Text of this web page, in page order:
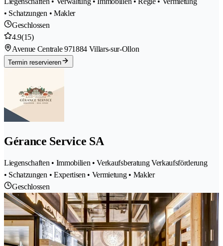
• Schatzungen • Makler
Geschlossen
4.9(15)
Avenue Centrale 971884 Villars-sur-Ollon
Termin reservieren
Gérance Service SA
Liegenschaften • Immobilien • Verkaufsberatung Verkaufsförderung
• Schatzungen • Expertisen • Vermietung • Makler
Geschlossen